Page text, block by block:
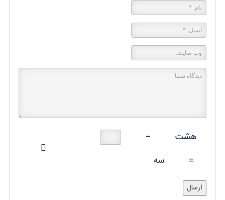
هشت
−
=
سه
ارسال